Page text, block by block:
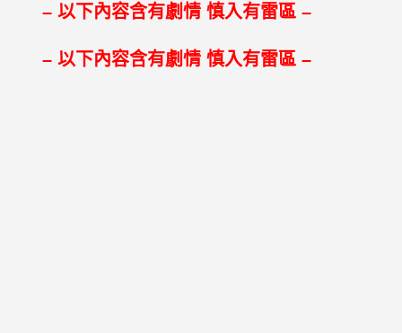
– 以下內容含有劇情 慎入有雷區 –
– 以下內容含有劇情 慎入有雷區 –